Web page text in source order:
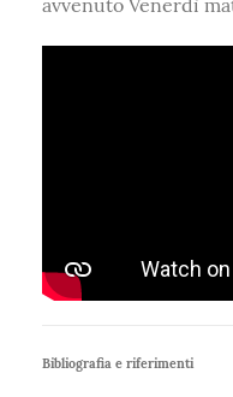
Bibliografia e riferimenti